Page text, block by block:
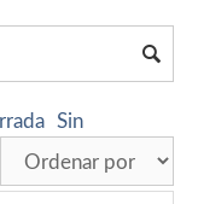
Sin